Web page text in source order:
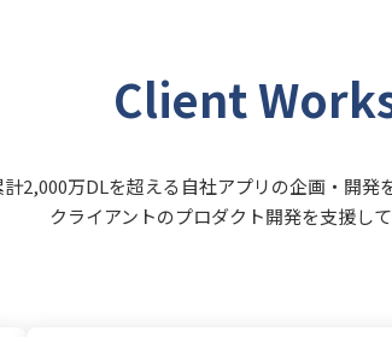
Client
2,000万DLを超える自社アプリの企画・開発
クライアントのプロダクト開発を支援して